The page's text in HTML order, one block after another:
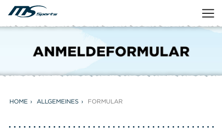
HOME ALLGEMEINES FORMULAR